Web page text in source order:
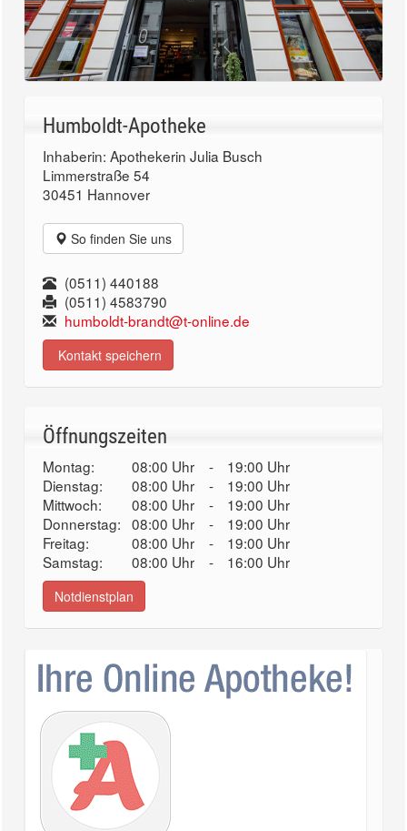
Humboldt-Apotheke
Inhaberin: Apothekerin Julia Busch
Limmerstraße 54
30451 Hannover
So finden Sie uns
(0511) 440188
(0511) 4583790
humboldt-brandt@t-online.de
Kontakt speichern
Öffnungszeiten
Montag: 08:00 Uhr -
19:00 Uhr
Dienstag:
08:00 Uhr -
19:00 Uhr
Mittwoch:
08:00 Uhr -
19:00 Uhr
Donnerstag: 08:00 Uhr -
19:00 Uhr
Freitag:
08:00 Uhr -
19:00 Uhr
Samstag:
08:00 Uhr - 16:00 Uhr
Notdienstplan